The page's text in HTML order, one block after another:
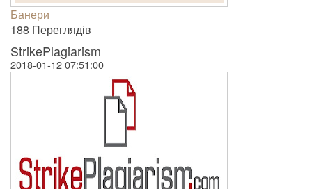
Банери
188 Пере­гля­дів
StrikePlagiarism
2018-01-12 07:51:00